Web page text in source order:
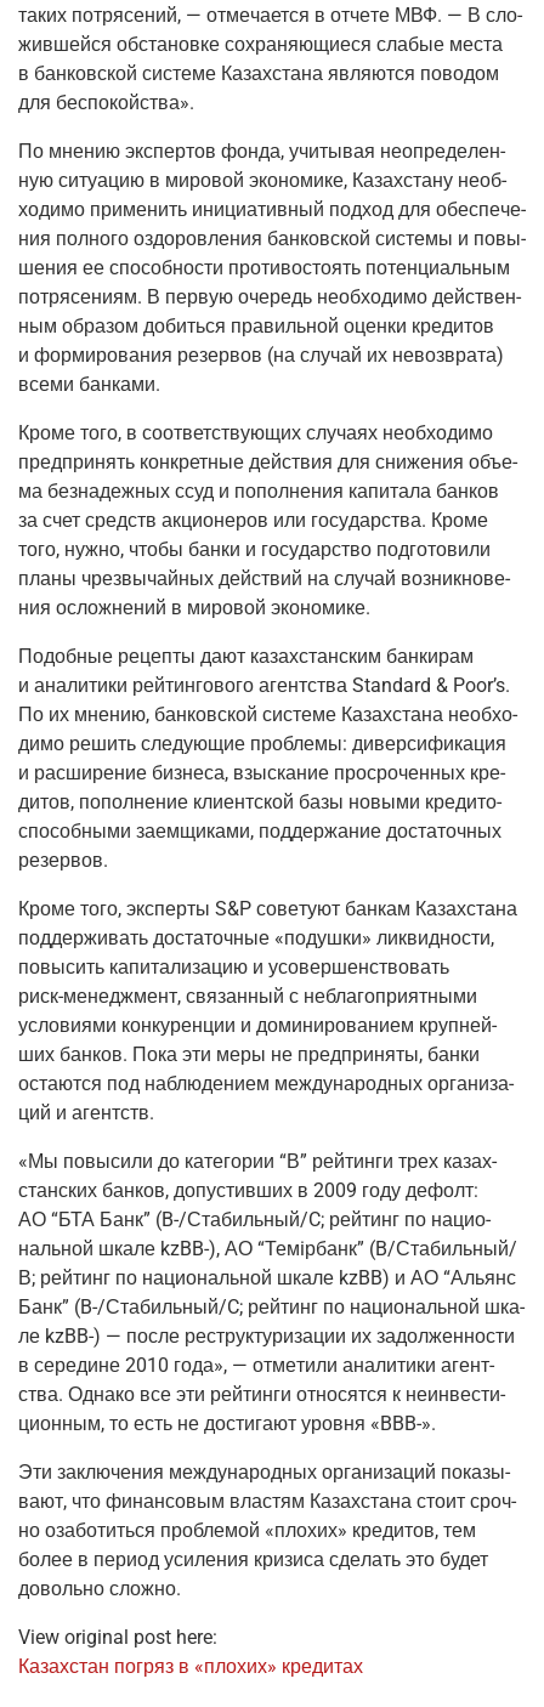
таких потря­се­ний, — отме­ча­ет­ся в отче­те МВФ. — В сло­
жив­шей­ся обста­нов­ке сохра­ня­ю­щи­е­ся сла­бые места
в бан­ков­ской систе­ме Казах­ста­на явля­ют­ся пово­дом
для беспокойства».
По мне­нию экс­пер­тов фон­да, учи­ты­вая неопре­де­лен­
ную ситу­а­цию в миро­вой эко­но­ми­ке, Казах­ста­ну необ­
хо­ди­мо при­ме­нить ини­ци­а­тив­ный под­ход для обес­пе­че­
ния пол­но­го оздо­ров­ле­ния бан­ков­ской систе­мы и повы­
ше­ния ее спо­соб­но­сти про­ти­во­сто­ять потен­ци­аль­ным
потря­се­ни­ям. В первую оче­редь необ­хо­ди­мо дей­ствен­
ным обра­зом добить­ся пра­виль­ной оцен­ки кре­ди­тов
и фор­ми­ро­ва­ния резер­вов (на слу­чай их невоз­вра­та)
все­ми банками.
Кро­ме того, в соот­вет­ству­ю­щих слу­ча­ях необ­хо­ди­мо
пред­при­нять кон­крет­ные дей­ствия для сни­же­ния объ­е­
ма без­на­деж­ных ссуд и попол­не­ния капи­та­ла бан­ков
за счет средств акци­о­не­ров или госу­дар­ства. Кро­ме
того, нуж­но, что­бы бан­ки и госу­дар­ство под­го­то­ви­ли
пла­ны чрез­вы­чай­ных дей­ствий на слу­чай воз­ник­но­ве­
ния ослож­не­ний в миро­вой экономике.
Подоб­ные рецеп­ты дают казах­стан­ским бан­ки­рам
и ана­ли­ти­ки рей­тин­го­во­го агент­ства Standard & Poor’s.
По их мне­нию, бан­ков­ской систе­ме Казах­ста­на необ­хо­
ди­мо решить сле­ду­ю­щие про­бле­мы: дивер­си­фи­ка­ция
и рас­ши­ре­ние биз­не­са, взыс­ка­ние про­сро­чен­ных кре­
ди­тов, попол­не­ние кли­ент­ской базы новы­ми кре­ди­то­
спо­соб­ны­ми заем­щи­ка­ми, под­дер­жа­ние доста­точ­ных
резервов.
Кро­ме того, экс­пер­ты S&P сове­ту­ют бан­кам Казах­ста­на
под­дер­жи­вать доста­точ­ные «подуш­ки» лик­вид­но­сти,
повы­сить капи­та­ли­за­цию и усо­вер­шен­ство­вать
риск-менедж­мент, свя­зан­ный с небла­го­при­ят­ны­ми
усло­ви­я­ми кон­ку­рен­ции и доми­ни­ро­ва­ни­ем круп­ней­
ших бан­ков. Пока эти меры не пред­при­ня­ты, бан­ки
оста­ют­ся под наблю­де­ни­ем меж­ду­на­род­ных орга­ни­за­
ций и агентств.
«Мы повы­си­ли до кате­го­рии “В” рей­тин­ги трех казах­
стан­ских бан­ков, допу­стив­ших в 2009 году дефолт:
АО “БТА Банк” (B-/Стабильный/C; рей­тинг по наци­о­
наль­ной шка­ле kzBB-), АО “Темiр­банк” (B/Стабильный/
В; рей­тинг по наци­о­наль­ной шка­ле kzBB) и АО “Аль­янс
Банк” (B-/Стабильный/C; рей­тинг по наци­о­наль­ной шка­
ле kzBB-) — после реструк­ту­ри­за­ции их задол­жен­но­сти
в сере­дине 2010 года», — отме­ти­ли ана­ли­ти­ки агент­
ства. Одна­ко все эти рей­тин­ги отно­сят­ся к неин­ве­сти­
ци­он­ным, то есть не дости­га­ют уров­ня «BBB-».
Эти заклю­че­ния меж­ду­на­род­ных орга­ни­за­ций пока­зы­
ва­ют, что финан­со­вым вла­стям Казах­ста­на сто­ит сроч­
но оза­бо­тить­ся про­бле­мой «пло­хих» кре­ди­тов, тем
более в пери­од уси­ле­ния кри­зи­са сде­лать это будет
доволь­но сложно.
View original post here:
Казах­стан погряз в «пло­хих» кредитах